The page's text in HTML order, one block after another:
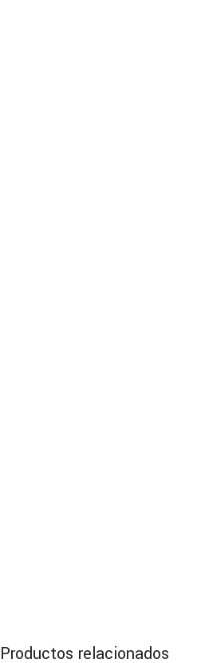
Productos relacionados